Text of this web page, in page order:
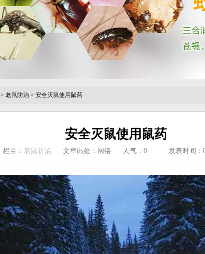
> 老鼠防治 > 安全灭鼠使用鼠药
安全灭鼠使用鼠药
栏目： 老鼠防治 文章出处：网络 人气： 0 发表时间：